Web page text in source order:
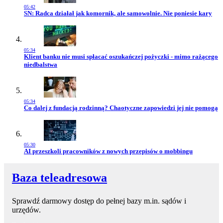
05:42
Przejdź do artykułu:
SN: Radca działał jak komornik, ale samowolnie. Nie poniesie kary
05:34
Przejdź do artykułu:
Klient banku nie musi spłacać oszukańczej pożyczki - mimo rażącego
niedbalstwa
05:34
Przejdź do artykułu:
Co dalej z fundacją rodzinną? Chaotyczne zapowiedzi jej nie pomogą
05:30
Przejdź do artykułu:
AI przeszkoli pracowników z nowych przepisów o mobbingu
Baza teleadresowa
Sprawdź darmowy dostęp do pełnej bazy m.in. sądów i
urzędów.